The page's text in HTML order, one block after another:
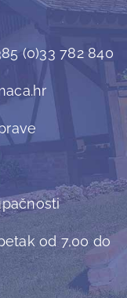
(0)33 782 840
od 7,00 do